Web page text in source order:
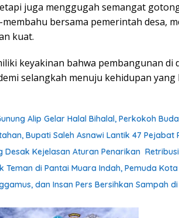
juga menggugah semangat
bersama pemerintah desa,
kuat.
keyakinan bahwa pembangunan di
selangkah menuju kehidupan yang
Alip Gelar Halal Bihalal, Perkokoh
Bupati Saleh Asnawi Lantik 47 Pejabat
Desak Kejelasan Aturan Penarikan
Teman di Pantai Muara Indah, Pemuda
dan Insan Pers Bersihkan Sampah